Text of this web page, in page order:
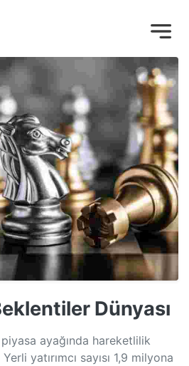
Dünyası
ayağında hareketlilik
yatırımcı sayısı 1,9 milyona